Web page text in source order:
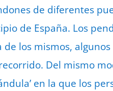
de diferentes
de España. Los
los mismos,
Del mismo
en la que los